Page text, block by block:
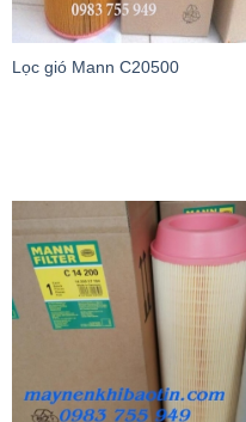
Lọc gió Mann C20500